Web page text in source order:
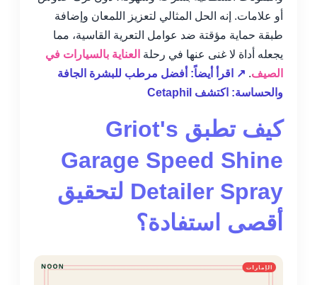
أو علامات. إنه الحل المثالي لتعزيز اللمعان وإضافة
طبقة حماية مؤقتة ضد عوامل التعرية القاسية، مما
يجعله أداة لا غنى عنها في رحلة العناية بالسيارات في
الصيف. ↗ اقرأ أيضاً: أفضل مرطب للبشرة الجافة
والحساسة: اكتشف Cetaphil
كيف تطبق Griot's
Garage Speed Shine
Detailer Spray لتحقيق
أقصى استفادة؟